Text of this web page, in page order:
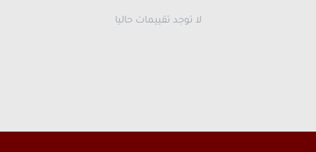
لا توجد تقييمات حاليا